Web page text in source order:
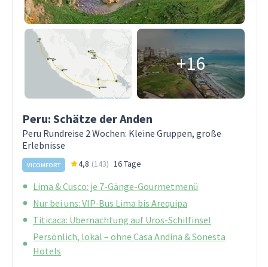
+16
Peru: Schätze der Anden
Peru Rundreise 2 Wochen: Kleine Gruppen, große
Erlebnisse
VICOMFORT 4,8 (143) 16 Tage
Lima & Cusco: je 7-Gänge-Gourmetmenü
Nur bei uns: VIP-Bus Lima bis Arequipa
Titicaca: Übernachtung auf Uros-Schilfinsel
Persönlich, lokal – ohne Casa Andina & Sonesta
Hotels